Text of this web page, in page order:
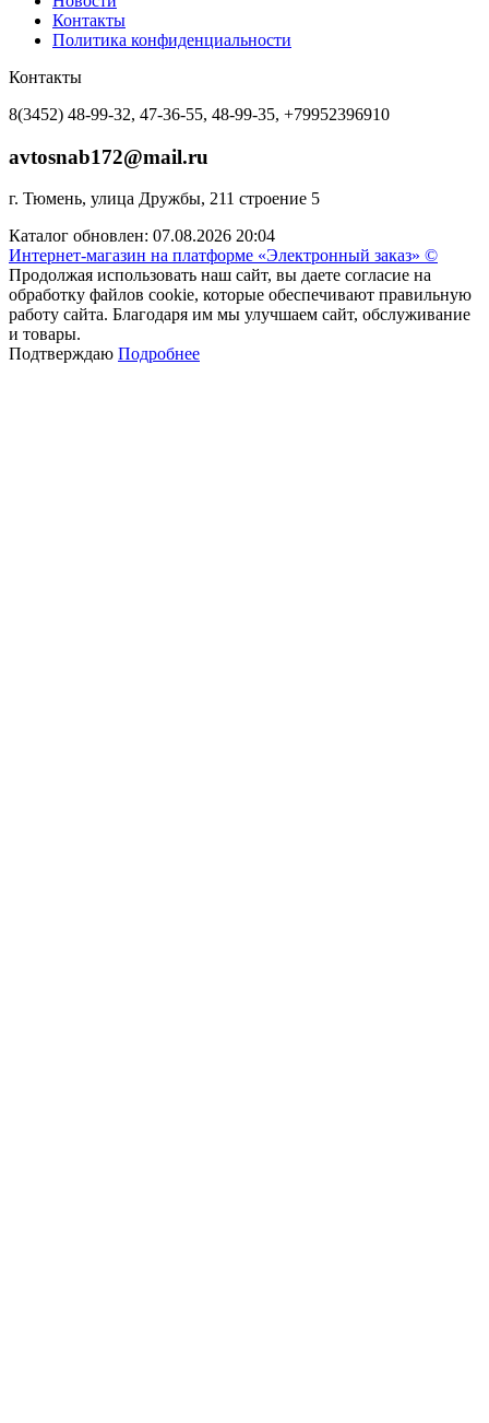
Контакты
Политика конфиденциальности
Контакты
8(3452) 48-99-32, 47-36-55, 48-99-35, +79952396910
avtosnab172@mail.ru
г. Тюмень, улица Дружбы, 211 строение 5
Каталог обновлен: 07.08.2026 20:04
Интернет-магазин на платформе «Электронный заказ» ©
Продолжая использовать наш сайт, вы даете согласие на
обработку файлов cookie, которые обеспечивают правильную
работу сайта. Благодаря им мы улучшаем сайт, обслуживание
и товары.
Подтверждаю Подробнее